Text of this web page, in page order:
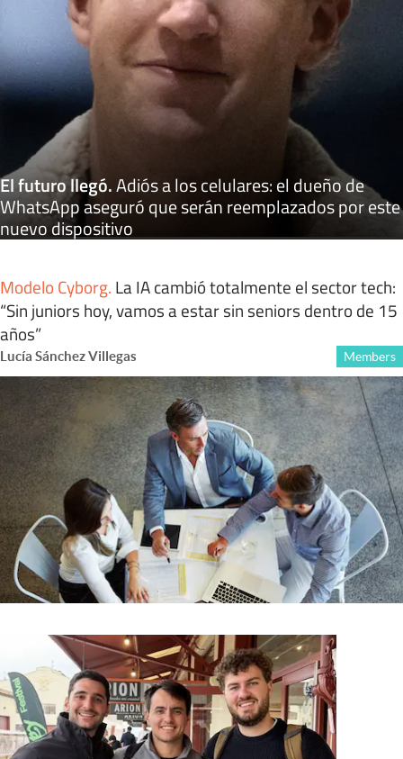
El futuro llegó.Adiós a los celulares: el dueño de
WhatsApp aseguró que serán reemplazados por este
nuevo dispositivo
Modelo Cyborg. La IA cambió totalmente el sector tech:
“Sin juniors hoy, vamos a estar sin seniors dentro de 15
años”
Lucía Sánchez Villegas Members